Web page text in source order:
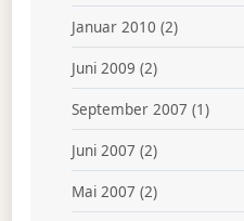
Januar 2010 (2)
Juni 2009 (2)
September 2007 (1)
Juni 2007 (2)
Mai 2007 (2)